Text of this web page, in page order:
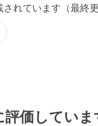
れています（最終
価していま